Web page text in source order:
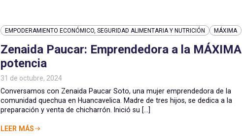
EMPODERAMIENTO ECONÓMICO, SEGURIDAD ALIMENTARIA Y NUTRICIÓN MÁXIMA
Zenaida Paucar: Emprendedora a la MÁXIMA
potencia
31 de octubre, 2024
Conversamos con Zenaida Paucar Soto, una mujer emprendedora de la
comunidad quechua en Huancavelica. Madre de tres hijos, se dedica a la
preparación y venta de chicharrón. Inició su [...]
LEER MÁS